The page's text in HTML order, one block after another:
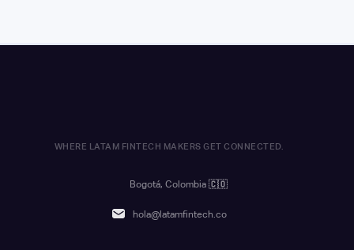
WHERE LATAM FINTECH MAKERS GET CONNECTED.
Bogotá, Colombia 🇨🇴
hola@latamfintech.co